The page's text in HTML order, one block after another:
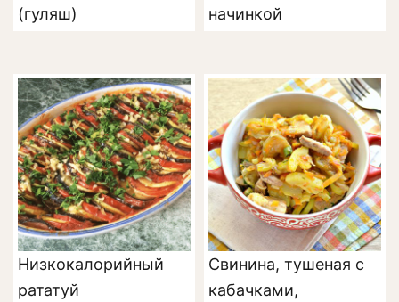
(гуляш)
начинкой
Низкокалорийный
рататуй
Свинина, тушеная с
кабачками,